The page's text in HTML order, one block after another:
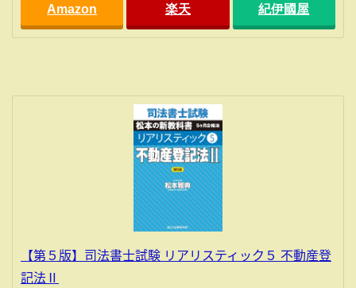
Amazon 楽天 紀伊國屋
【第５版】司法書士試験 リアリスティック５ 不動産登
記法Ⅱ